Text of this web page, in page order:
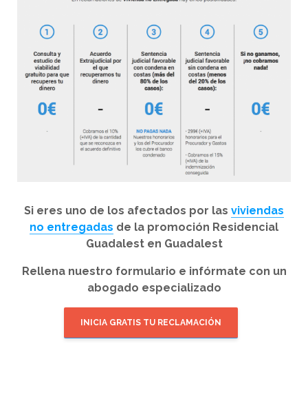
Si eres uno de los afectados por las viviendas
no entregadas de la promoción Residencial
Guadalest en Guadalest
Rellena nuestro formulario e infórmate con un
abogado especializado
INICIA GRATIS TU RECLAMACIÓN